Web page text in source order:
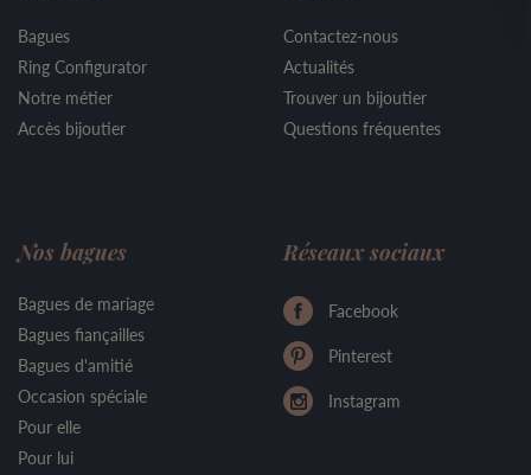
Bagues
Ring Configurator
Notre métier
Accès bijoutier
Contactez-nous
Actualités
Trouver un bijoutier
Questions fréquentes
Nos bagues
Bagues de mariage
Bagues fiançailles
Bagues d'amitié
Occasion spéciale
Pour elle
Pour lui
Réseaux sociaux
Facebook
Pinterest
Instagram